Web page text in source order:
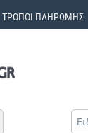
ΤΡΟΠΟΙ ΠΛΗΡΩΜΗΣ